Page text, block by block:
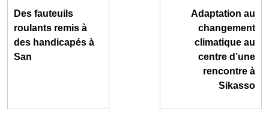
Des fauteuils
roulants remis à
des handicapés à
San
Adaptation au
changement
climatique au
centre d’une
rencontre à
Sikasso